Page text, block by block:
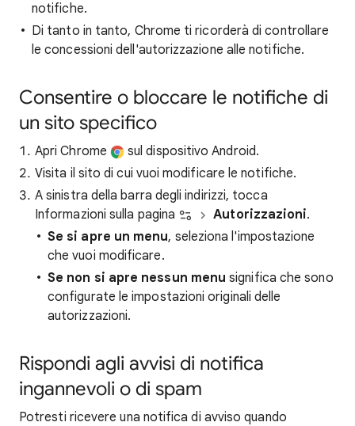
notifiche.
Di tanto in tanto, Chrome ti ricorderà di controllare
le concessioni dell'autorizzazione alle notifiche.
Consentire o bloccare le notifiche di
un sito specifico
Apri Chrome
sul dispositivo Android.
Visita il sito di cui vuoi modificare le notifiche.
A sinistra della barra degli indirizzi, tocca
Informazioni sulla pagina
Autorizzazioni.
Se si apre un menu, seleziona l'impostazione
che vuoi modificare.
Se non si apre nessun menu significa che sono
configurate le impostazioni originali delle
autorizzazioni.
Rispondi agli avvisi di notifica
ingannevoli o di spam
Potresti ricevere una notifica di avviso quando